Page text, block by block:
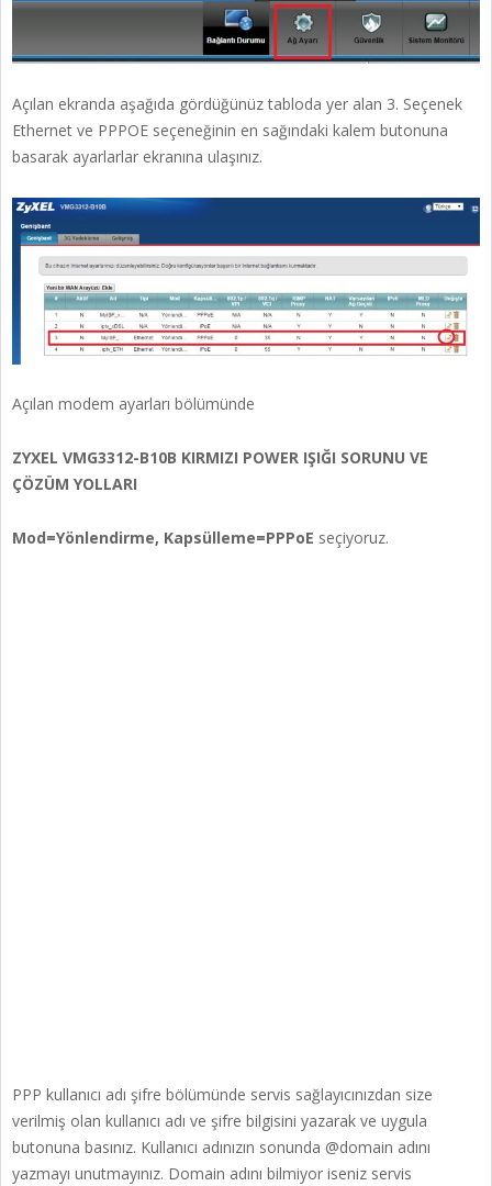
Açılan ekranda aşağıda gördüğünüz tabloda yer alan 3. Seçenek
Ethernet ve PPPOE seçeneğinin en sağındaki kalem butonuna
basarak ayarlarlar ekranına ulaşınız.
Açılan modem ayarları bölümünde
ZYXEL VMG3312-B10B KIRMIZI POWER IŞIĞI SORUNU VE
ÇÖZÜM YOLLARI
Mod=Yönlendirme, Kapsülleme=PPPoE seçiyoruz.
PPP kullanıcı adı şifre bölümünde servis sağlayıcınızdan size
verilmiş olan kullanıcı adı ve şifre bilgisini yazarak ve uygula
butonuna basınız. Kullanıcı adınızın sonunda @domain adını
yazmayı unutmayınız. Domain adını bilmiyor iseniz servis